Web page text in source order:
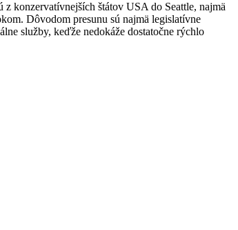
konzervatívnejších štátov USA do Seattle, najmä
Dôvodom presunu sú najmä legislatívne
služby, keďže nedokáže dostatočne rýchlo